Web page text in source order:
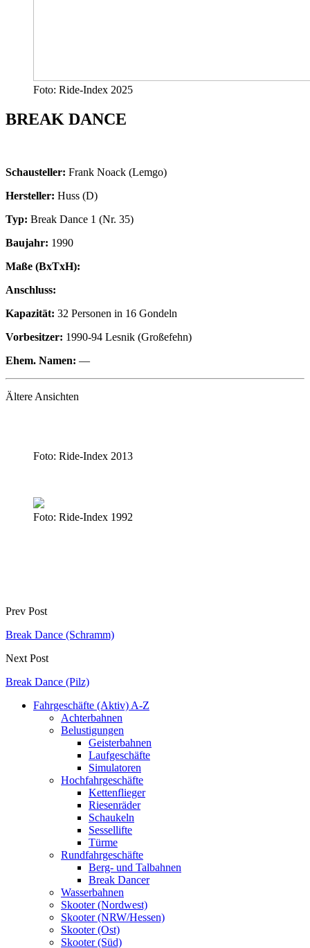
Foto: Ride-Index 2025
BREAK DANCE
Schausteller: Frank Noack (Lemgo)
Hersteller: Huss (D)
Typ: Break Dance 1 (Nr. 35)
Baujahr: 1990
Maße (BxTxH):
Anschluss:
Kapazität: 32 Personen in 16 Gondeln
Vorbesitzer: 1990-94 Lesnik (Großefehn)
Ehem. Namen: —
Ältere Ansichten
Foto: Ride-Index 2013
Foto: Ride-Index 1992
Prev Post
Break Dance (Schramm)
Next Post
Break Dance (Pilz)
Fahrgeschäfte (Aktiv) A-Z
Achterbahnen
Belustigungen
Geisterbahnen
Laufgeschäfte
Simulatoren
Hochfahrgeschäfte
Kettenflieger
Riesenräder
Schaukeln
Sessellifte
Türme
Rundfahrgeschäfte
Berg- und Talbahnen
Break Dancer
Wasserbahnen
Skooter (Nordwest)
Skooter (NRW/Hessen)
Skooter (Ost)
Skooter (Süd)